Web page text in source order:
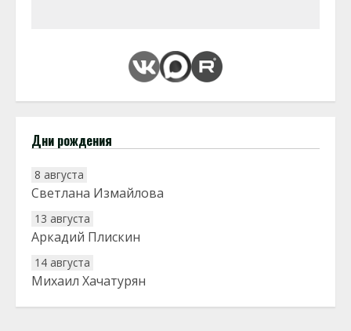
Дни рождения
8 августа
Светлана Измайлова
13 августа
Аркадий Плискин
14 августа
Михаил Хачатурян
20 августа